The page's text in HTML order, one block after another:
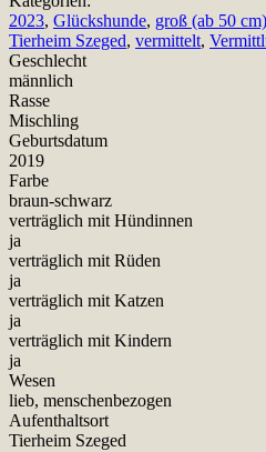
2023, Glückshunde, groß (ab 50 cm)
Tierheim Szeged, vermittelt,
Geschlecht
männlich
Rasse
Mischling
Geburtsdatum
2019
Farbe
braun-schwarz
verträglich mit Hündinnen
ja
verträglich mit Rüden
ja
verträglich mit Katzen
ja
verträglich mit Kindern
ja
Wesen
lieb, menschenbezogen
Aufenthaltsort
Tierheim Szeged